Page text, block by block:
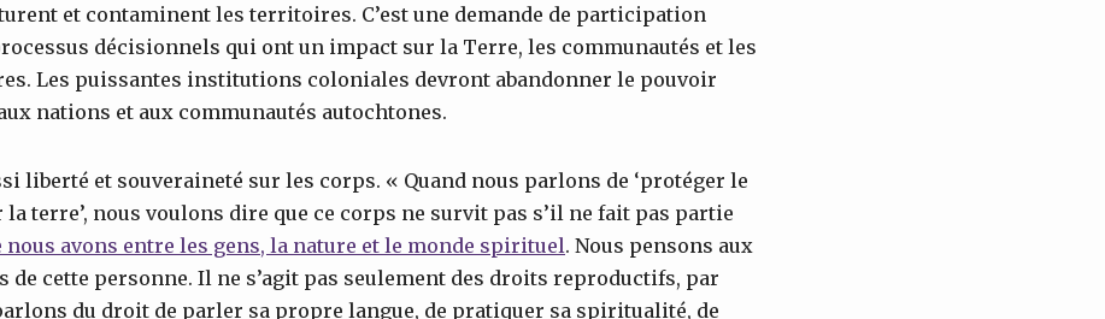
et contaminent les territoires. C’est une demande de participation
décisionnels qui ont un impact sur la Terre, les communautés et les
Les puissantes institutions coloniales devront abandonner le pouvoir
nations et aux communautés autochtones.
liberté et souveraineté sur les corps. « Quand nous parlons de ‘protéger le
terre’, nous voulons dire que ce corps ne survit pas s’il ne fait pas partie
avons entre les gens, la nature et le monde spirituel. Nous pensons aux
de cette personne. Il ne s’agit pas seulement des droits reproductifs, par
du droit de parler sa propre langue, de pratiquer sa spiritualité, de